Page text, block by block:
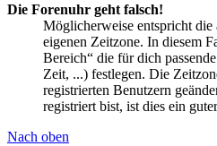
Die Forenuhr geht falsch!
Möglicherweise entspricht
eigenen Zeitzone. In diesem
Bereich“ die für dich
Zeit, ...) festlegen. Die
registrierten Benutzern
registriert bist, ist dies ein
Nach oben